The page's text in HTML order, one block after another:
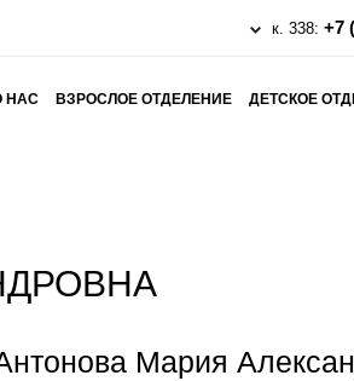
к. 338: +7
НАС ВЗРОСЛОЕ ОТДЕЛЕНИЕ ДЕТСКОЕ
Мария